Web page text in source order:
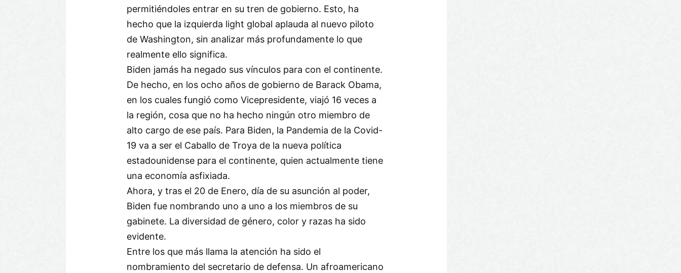
permitiéndoles entrar en su tren de gobierno. Esto, ha
hecho que la izquierda light global aplauda al nuevo piloto
de Washington, sin analizar más profundamente lo que
realmente ello significa.
Biden jamás ha negado sus vínculos para con el continente.
De hecho, en los ocho años de gobierno de Barack Obama,
en los cuales fungió como Vicepresidente, viajó 16 veces a
la región, cosa que no ha hecho ningún otro miembro de
alto cargo de ese país. Para Biden, la Pandemia de la Covid-
19 va a ser el Caballo de Troya de la nueva política
estadounidense para el continente, quien actualmente tiene
una economía asfixiada.
Ahora, y tras el 20 de Enero, día de su asunción al poder,
Biden fue nombrando uno a uno a los miembros de su
gabinete. La diversidad de género, color y razas ha sido
evidente.
Entre los que más llama la atención ha sido el
nombramiento del secretario de defensa. Un afroamericano